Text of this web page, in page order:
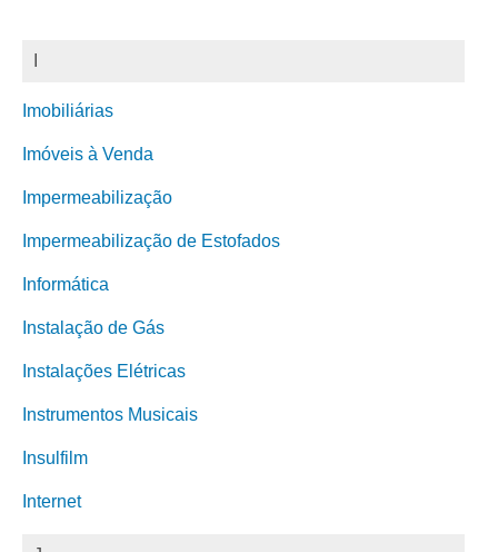
Imobiliárias
Imóveis à Venda
Impermeabilização
Impermeabilização de Estofados
Informática
Instalação de Gás
Instalações Elétricas
Instrumentos Musicais
Insulfilm
Internet